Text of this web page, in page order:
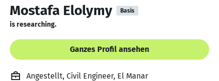
Mostafa Elolymy Basis
is researching.
Ganzes Profil ansehen
Angestellt, Civil Engineer, El Manar